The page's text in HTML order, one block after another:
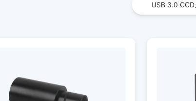
USB 3.0 CCD